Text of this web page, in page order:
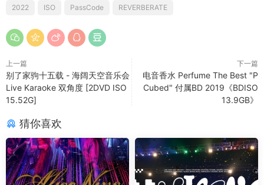
2022 ISO PassCode REVERBERATE
上一篇
别了家驹十五载 - 海阔天空音乐会
Live Karaoke 双角度 [2DVD ISO
15.52G]
下一篇
电音香水 Perfume The Best "P
Cubed" 付属BD 2019《BDISO
13.9GB》
猜你喜欢